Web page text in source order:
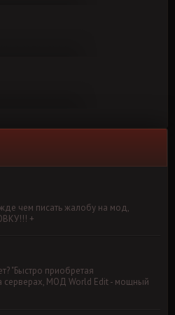
чем писать жалобу на мод,
+
"Быстро приобретая
серверах, МОД World Edit - мощный